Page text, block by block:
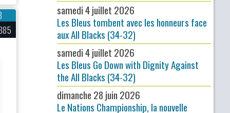
samedi 4 juillet 2026
Les Bleus tombent avec les honneurs face
aux All Blacks (34-32)
samedi 4 juillet 2026
Les Bleus Go Down with Dignity Against
the All Blacks (34-32)
dimanche 28 juin 2026
Le Nations Championship, la nouvelle